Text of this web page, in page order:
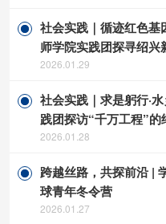
社会实践｜循迹红色基
师学院实践团探寻绍
2026.01.29
社会实践｜求是躬行·
践团探访“千万工程”的
2026.01.28
跨越丝路，共探前沿 |
球青年冬令营
2026.01.27